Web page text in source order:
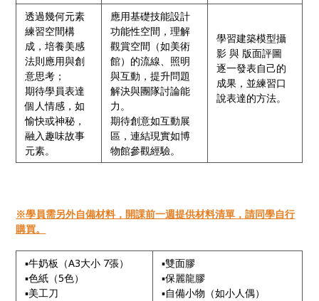
透過幾何元素
練習空間構
成，培養美感
法則應⽤與創
意思考；
期待學員表達
個⼈情感，如
愉快或神秘，
融入趣味故事
元素。
應⽤基礎技能設計
功能性空間，理解
觀賞空間（如美術
館）的流線、照明
與互動，提升問題
解決與團隊討論能
⼒。
期待創意如互動展
區，連結現實如博
物館參觀經驗。
學習建築模型攝
影 與 版⾯評圖
逐一發表自己的
成果，並練習口
說表達的方法。
※學員需另外自備材料，開課前一週提供材料清單，請同學自行
購買。
▪⽜奶板（A3⼤⼩ 7張）
▪⾊紙（5⾊）
▪美⼯⼑
▪雙⾯膠
▪保麗龍膠
▪⾃備⼩物（如⼩⼈偶）